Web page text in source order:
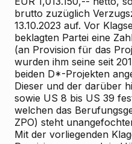
brutto zuzüglich
13.10.2023 auf. Vor
beklagten Partei eine
(an Provision für das
wurden ihm seine seit
beiden D*-Projekten
Dieser und der darüber
sowie US 8 bis US 39
welchen das
ZPO) steht
Mit der vorliegenden